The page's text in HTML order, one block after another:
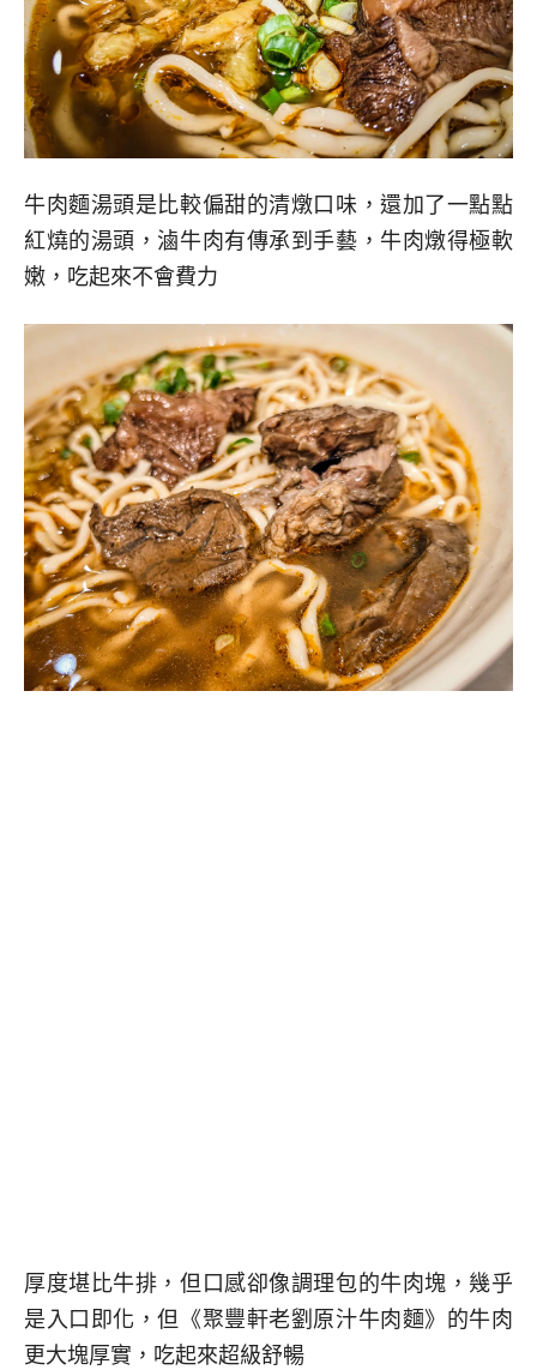
牛肉麵湯頭是比較偏甜的清燉口味，還加了一點點
紅燒的湯頭，滷牛肉有傳承到手藝，牛肉燉得極軟
嫩，吃起來不會費力
厚度堪比牛排，但口感卻像調理包的牛肉塊，幾乎
是入口即化，但《聚豐軒老劉原汁牛肉麵》的牛肉
更大塊厚實，吃起來超級舒暢